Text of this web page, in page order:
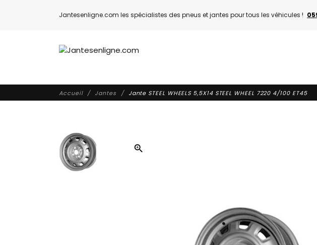
Jantesenligne.com les spécialistes des pneus et jantes pour tous les véhicules !
Accueil Jantes Jante STEEL WHEELS 5,5X14 STEEL WHEEL 7220 4/100 ET45
zoom_in